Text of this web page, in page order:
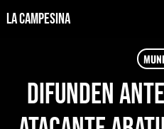
La Campesina
play_arrow LA CAMPESINA CADENA
Difunden